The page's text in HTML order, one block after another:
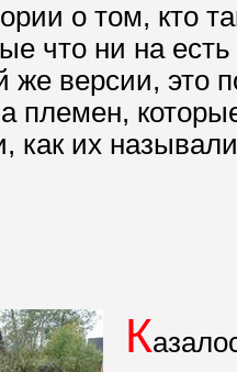
о том, кто
что ни на
же версии, это
племен,
как их
К